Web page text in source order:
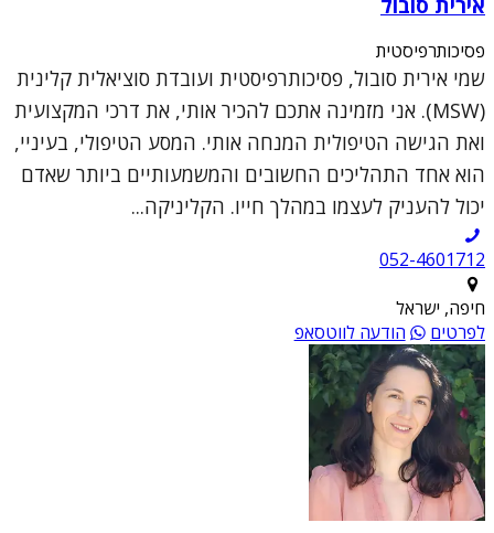
פסיכותרפיסטית
שמי אירית סובול, פסיכותרפיסטית ועובדת סוציאלית קלינית
(MSW). אני מזמינה אתכם להכיר אותי, את דרכי המקצועית
ואת הגישה הטיפולית המנחה אותי. המסע הטיפולי, בעיניי,
הוא אחד התהליכים החשובים והמשמעותיים ביותר שאדם
יכול להעניק לעצמו במהלך חייו. הקליניקה...
052-4601712
חיפה, ישראל
לפרטים
הודעה לווטסאפ